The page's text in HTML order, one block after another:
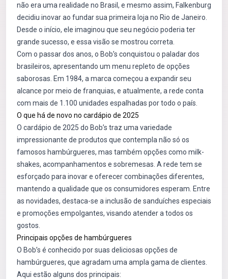
não era uma realidade no Brasil, e mesmo assim, Falkenburg
decidiu inovar ao fundar sua primeira loja no Rio de Janeiro.
Desde o início, ele imaginou que seu negócio poderia ter
grande sucesso, e essa visão se mostrou correta.
Com o passar dos anos, o Bob’s conquistou o paladar dos
brasileiros, apresentando um menu repleto de opções
saborosas. Em 1984, a marca começou a expandir seu
alcance por meio de franquias, e atualmente, a rede conta
com mais de 1.100 unidades espalhadas por todo o país.
O que há de novo no cardápio de 2025
O cardápio de 2025 do Bob’s traz uma variedade
impressionante de produtos que contempla não só os
famosos hambúrgueres, mas também opções como milk-
shakes, acompanhamentos e sobremesas. A rede tem se
esforçado para inovar e oferecer combinações diferentes,
mantendo a qualidade que os consumidores esperam. Entre
as novidades, destaca-se a inclusão de sanduíches especiais
e promoções empolgantes, visando atender a todos os
gostos.
Principais opções de hambúrgueres
O Bob’s é conhecido por suas deliciosas opções de
hambúrgueres, que agradam uma ampla gama de clientes.
Aqui estão alguns dos principais: